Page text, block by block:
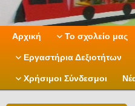
Αρχική Το σχολείο μας
Εργαστήρια Δεξιοτήτων
Χρήσιμοι Σύνδεσμοι